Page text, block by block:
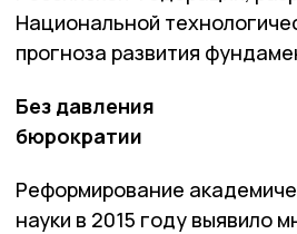
Национальной
прогноза развития
Без давления
бюрократии
Реформирование
науки в 2015 году выявило